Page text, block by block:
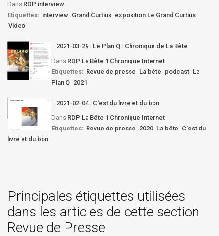
Dans RDP interview
Etiquettes: interview Grand Curtius exposition Le Grand Curtius
Video
2021-03-29 : Le Plan Q : Chronique de La Bête
Dans RDP La Bête 1 Chronique Internet
Etiquettes: Revue de presse La bête podcast Le
Plan Q 2021
2021-02-04 : C'est du livre et du bon
Dans RDP La Bête 1 Chronique Internet
Etiquettes: Revue de presse 2020 La bête C'est du
livre et du bon
Principales étiquettes utilisées
dans les articles de cette section
Revue de Presse